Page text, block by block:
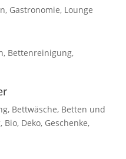
, Gastronomie, Lounge
, Bettenreinigung,
, Bettwäsche, Betten und
, Bio, Deko, Geschenke,